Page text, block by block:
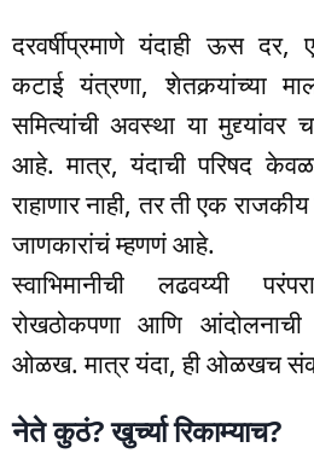
दरवर्षीप्रमाणे यंदाही ऊस
कटाई यंत्रणा, शेतकर्‍यांच्या
समित्यांची अवस्था या मुद्द्यांवर
आहे. मात्र, यंदाची परिषद केवळ
राहाणार नाही, तर ती एक
जाणकारांचं म्हणणं आहे.
स्वाभिमानीची लढवय्यी
रोखठोकपणा आणि
ओळख. मात्र यंदा, ही ओळखच
नेते कुठं? खुर्च्या रिकाम्याच?